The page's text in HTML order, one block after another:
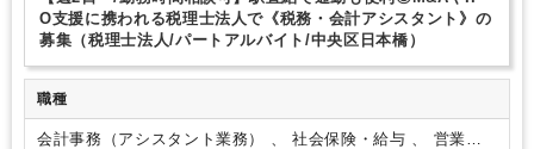
土日祝休み 平日休みあり 完全週休2日制 EXCELのスキルが活かせる
弥生会計 freee
O支援に携われる税理士法人で《税務・会計アシスタント》の
募集（税理士法人/パートアルバイト/中央区日本橋）
職種
会計事務（アシスタント業務） 、 社会保険・給与 、 営業事